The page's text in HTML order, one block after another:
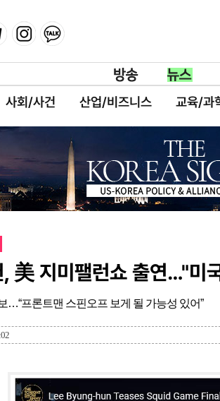
사회/사건 산업/비즈니스 교육/과
美 지미팰런쇼 출연…"미
…“프론트맨 스핀오프 보게 될 가능성 있어”